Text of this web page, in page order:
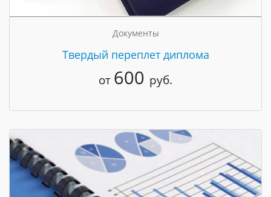
Документы
Твердый переплет диплома
от 600 руб.